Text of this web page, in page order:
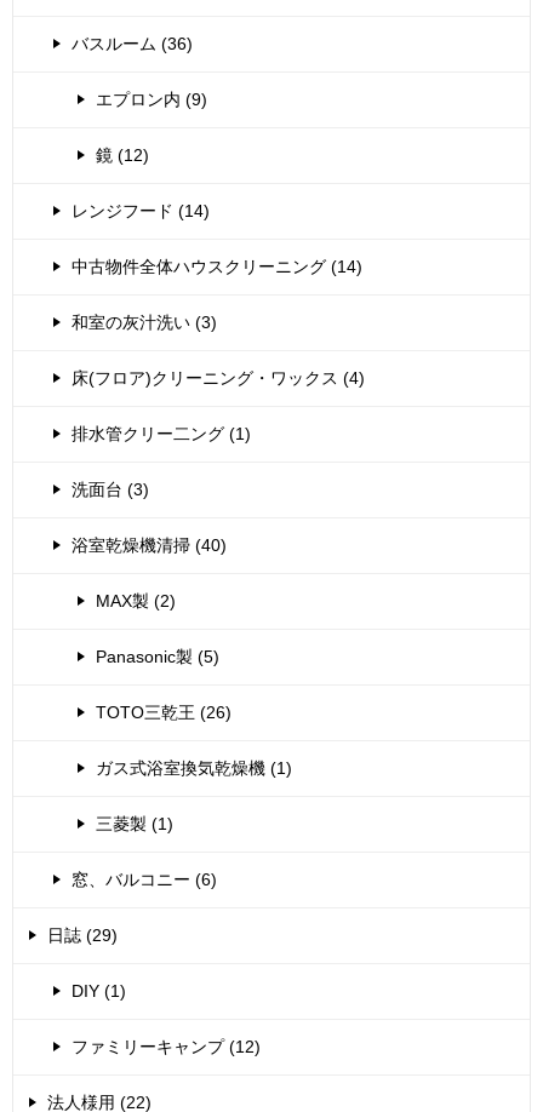
バスルーム (36)
エプロン内 (9)
鏡 (12)
レンジフード (14)
中古物件全体ハウスクリーニング (14)
和室の灰汁洗い (3)
床(フロア)クリーニング・ワックス (4)
排水管クリー二ング (1)
洗面台 (3)
浴室乾燥機清掃 (40)
MAX製 (2)
Panasonic製 (5)
TOTO三乾王 (26)
ガス式浴室換気乾燥機 (1)
三菱製 (1)
窓、バルコニー (6)
日誌 (29)
DIY (1)
ファミリーキャンプ (12)
法人様用 (22)